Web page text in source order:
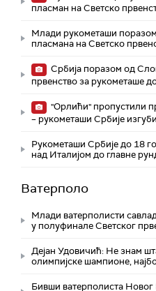
пласман на Светско
Млади рукометаши поразом
пласмана на Светско
Србија поразом од
првенство за рукометаше
"Орлићи" пропустили
– рукометаши Србије
Рукометаши Србије до 18
над Италијом до главне
Ватерполо
Млади ватерполисти
у полуфинале Светског
Дејан Удовичић: Не знам
олимпијске шампионе,
Бивши ватерполиста